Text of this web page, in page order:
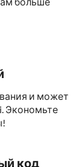
и может
Экономьте
код